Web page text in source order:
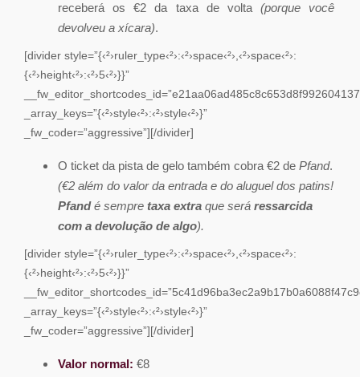
receberá os €2 da taxa de volta (porque você
devolveu a xícara).
[divider style=”{‹²›ruler_type‹²›:‹²›space‹²›,‹²›space‹²›:
{‹²›height‹²›:‹²›5‹²›}}”
_array_keys=”{‹²›style‹²›:‹²›style‹²›}”
_fw_coder=”aggressive”][/divider]
O ticket da pista de gelo também cobra €2 de Pfand.
(€2 além do valor da entrada e do aluguel dos patins!
Pfandé sempre taxa extra que será ressarcida
com a devolução de algo).
[divider style=”{‹²›ruler_type‹²›:‹²›space‹²›,‹²›space‹²›:
{‹²›height‹²›:‹²›5‹²›}}”
_array_keys=”{‹²›style‹²›:‹²›style‹²›}”
_fw_coder=”aggressive”][/divider]
Valor normal: €8